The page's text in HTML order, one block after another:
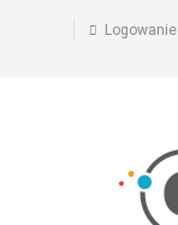
Logowanie